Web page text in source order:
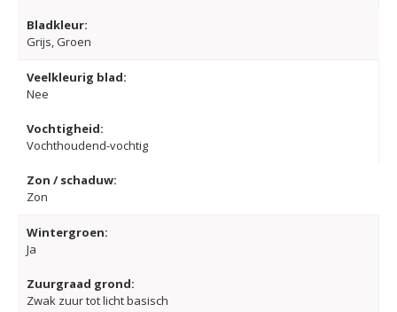
Bladkleur:
Grijs, Groen
Veelkleurig blad:
Nee
Vochtigheid:
Vochthoudend-vochtig
Zon / schaduw:
Zon
Wintergroen:
Ja
Zuurgraad grond:
Zwak zuur tot licht basisch